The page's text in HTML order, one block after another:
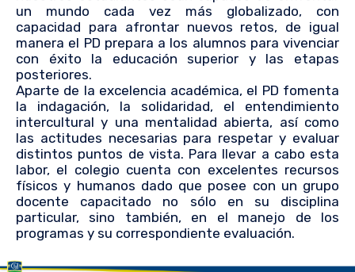
un mundo cada vez más globalizado, con
capacidad para afrontar nuevos retos, de igual
manera el PD prepara a los alumnos para vivenciar
con éxito la educación superior y las etapas
posteriores.
Aparte de la excelencia académica, el PD fomenta
la indagación, la solidaridad, el entendimiento
intercultural y una mentalidad abierta, así como
las actitudes necesarias para respetar y evaluar
distintos puntos de vista. Para llevar a cabo esta
labor, el colegio cuenta con excelentes recursos
físicos y humanos dado que posee con un grupo
docente capacitado no sólo en su disciplina
particular, sino también, en el manejo de los
programas y su correspondiente evaluación.